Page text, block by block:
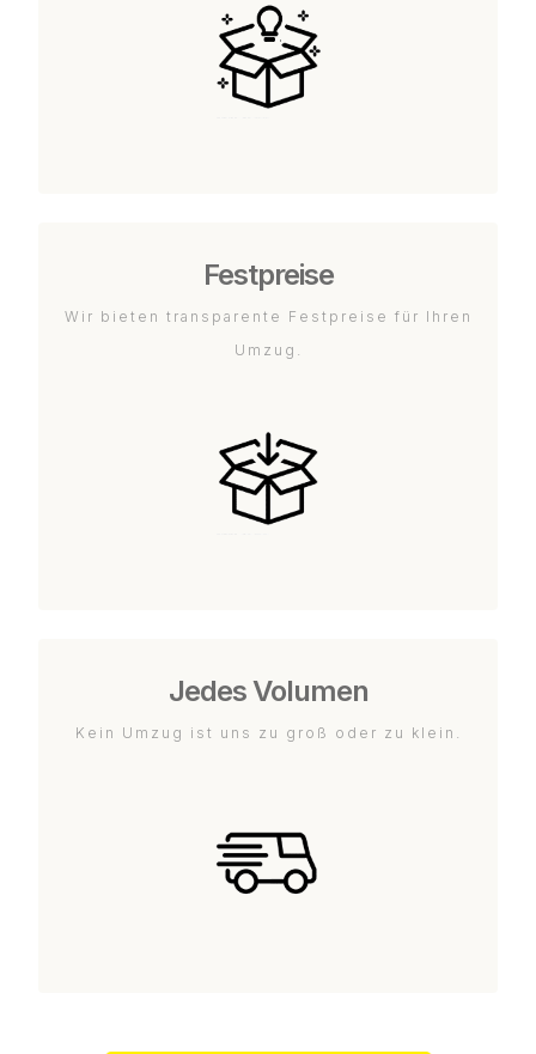
Festpreise
Wir bieten transparente Festpreise für Ihren
Umzug.
Jedes Volumen
Kein Umzug ist uns zu groß oder zu klein.